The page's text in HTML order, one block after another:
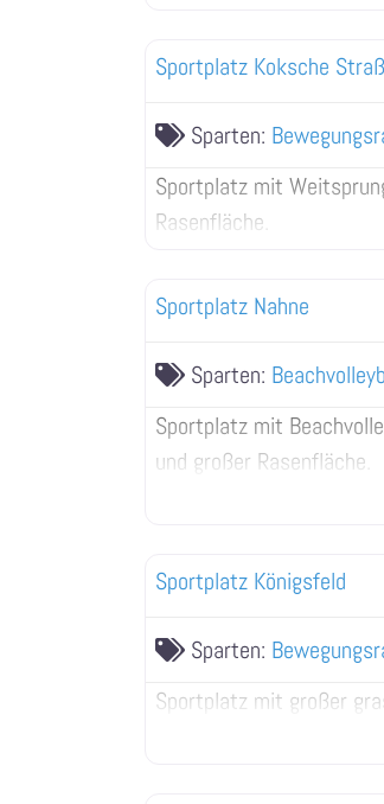
Sportplatz Koksche
Sparten:
Sportplatz mit
Rasenfläche.
Sportplatz Nahne
Sparten:
Sportplatz mit
und großer Rasenfläche.
Sportplatz Königsfeld
Sparten:
Sportplatz mit großer